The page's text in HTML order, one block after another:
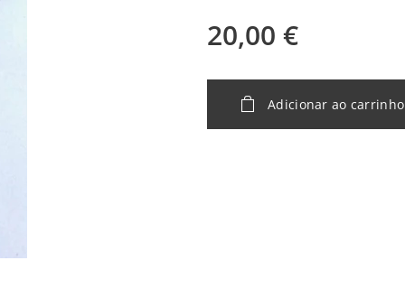
20,00 €
Adicionar ao carrinho